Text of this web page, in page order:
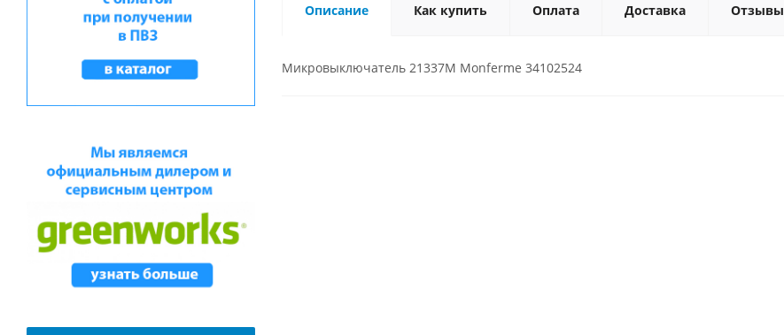
Описание Как купить Оплата Доставка Отзывы
Микровыключатель 21337M Monferme 34102524